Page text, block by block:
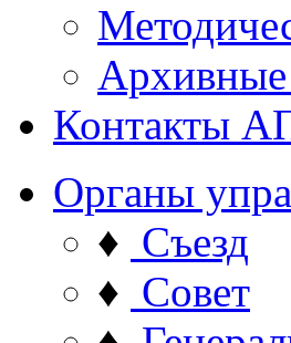
Контакты
Органы
♦ Съезд
♦ Совет